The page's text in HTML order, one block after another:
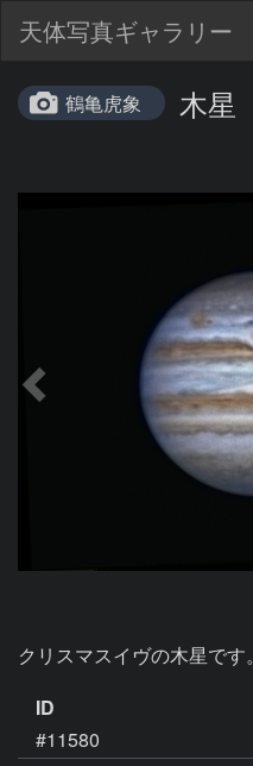
天体写真ギャラリー
鶴亀虎象 木星
クリスマスイヴの木星です。
ID
#11580